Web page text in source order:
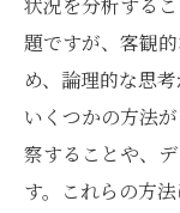
題ですが、客観
め、論理的な思
いくつかの方法
察することや、
す。これらの方